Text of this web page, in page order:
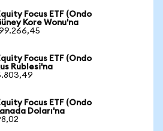
Focus ETF (Ondo
Kore Wonu'na
Focus ETF (Ondo
Rublesi'na
Focus ETF (Ondo
Doları'na